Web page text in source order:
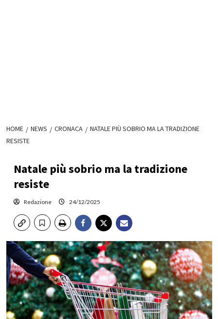
HOME NEWS CRONACA
NATALE PIÙ SOBRIO MA LA TRADIZIONE
RESISTE
Natale più sobrio ma la tradizione
resiste
Redazione 24/12/2025